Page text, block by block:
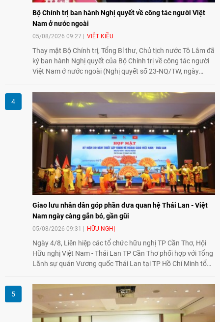
Bộ Chính trị ban hành Nghị quyết về công tác người Việt
Nam ở nước ngoài
05/08/2026 09:27 VIỆT KIỀU
Thay mặt Bộ Chính trị, Tổng Bí thư, Chủ tịch nước Tô Lâm đã
ký ban hành Nghị quyết của Bộ Chính trị về công tác người
Việt Nam ở nước ngoài (Nghị quyết số 23-NQ/TW, ngày
Giao lưu nhân dân góp phần đưa quan hệ Thái Lan - Việt
Nam ngày càng gắn bó, gần gũi
05/08/2026 09:31 HỮU NGHỊ
Ngày 4/8, Liên hiệp các tổ chức hữu nghị TP Cần Thơ, Hội
Hữu nghị Việt Nam - Thái Lan TP Cần Thơ phối hợp với Tổng
Lãnh sự quán Vương quốc Thái Lan tại TP Hồ Chí Minh tổ
Việt Nam - Thái Lan (1976-2026). Tại đây, nhấn mạnh vai trò
của giao lưu nhân dân, Tổng Lãnh sự Thái Lan cho biết các
hoạt động trao đổi về văn hóa, giáo dục, du lịch, ẩm thực,
nghệ thuật và giao lưu thanh niên đã góp phần đưa quan hệ